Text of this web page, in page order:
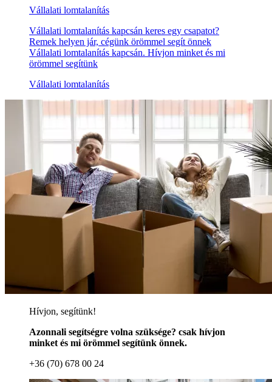
Vállalati lomtalanítás
Vállalati lomtalanítás kapcsán keres egy csapatot?
Remek helyen jár, cégünk örömmel segít önnek
Vállalati lomtalanítás kapcsán. Hívjon minket és mi
örömmel segítünk
Vállalati lomtalanítás
Hívjon, segítünk!
Azonnali segítségre volna szüksége? csak hívjon
minket és mi örömmel segítünk önnek.
+36 (70) 678 00 24